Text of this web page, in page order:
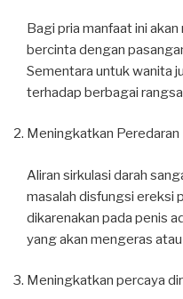
Bagi pria manfaat ini
bercinta dengan
Sementara untuk wanita
terhadap berbagai
Meningkatkan Peredaran
Aliran sirkulasi darah
masalah disfungsi ereksi
dikarenakan pada penis
yang akan mengeras
Meningkatkan percaya